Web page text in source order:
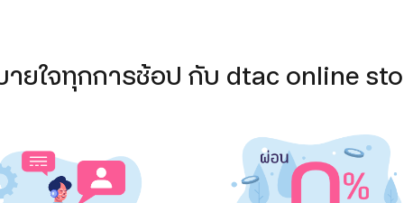
ยใจทุกการช้อป กับ dtac online